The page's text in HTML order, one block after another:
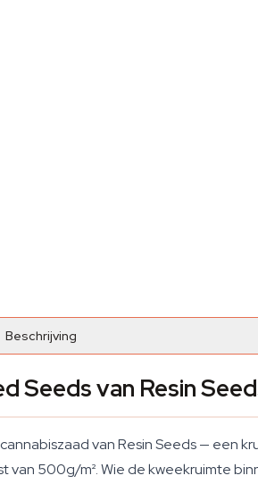
Beschrijving
Seeds van Resin
van Resin Seeds — een
500g/m². Wie de kweekruimte